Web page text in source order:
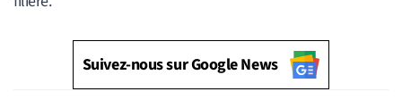
Suivez-nous sur Google News